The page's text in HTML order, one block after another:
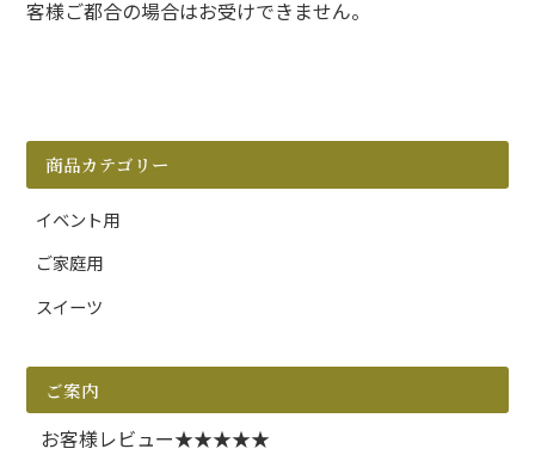
客様ご都合の場合はお受けできません。
商品カテゴリー
イベント用
ご家庭用
スイーツ
ご案内
お客様レビュー★★★★★